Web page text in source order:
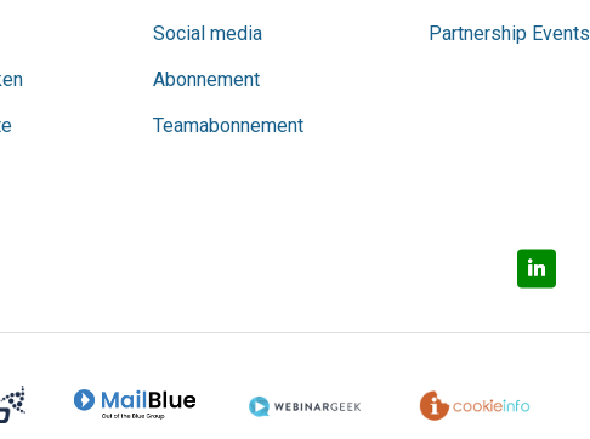
Social media
Abonnement
Teamabonnement
Partnership Events